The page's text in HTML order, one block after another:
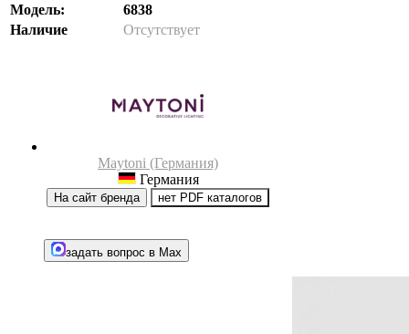
Модель:
6838
Наличие
Отсутствует
Maytoni (Германия)
Германия
На сайт бренда нет PDF каталогов
задать вопрос в Max